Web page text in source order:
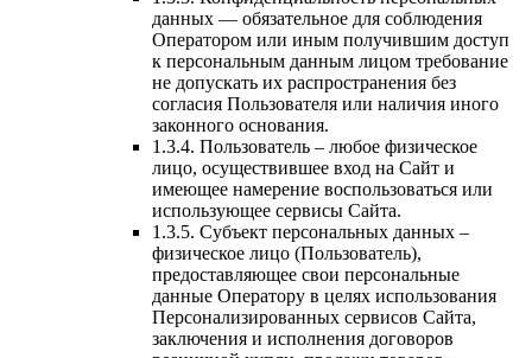
данных — обязательное для соблюдения
Оператором или иным получившим доступ
к персональным данным лицом требование
не допускать их распространения без
согласия Пользователя или наличия иного
законного основания.
1.3.4. Пользователь – любое физическое
лицо, осуществившее вход на Сайт и
имеющее намерение воспользоваться или
использующее сервисы Сайта.
1.3.5. Субъект персональных данных –
физическое лицо (Пользователь),
предоставляющее свои персональные
данные Оператору в целях использования
Персонализированных сервисов Сайта,
заключения и исполнения договоров